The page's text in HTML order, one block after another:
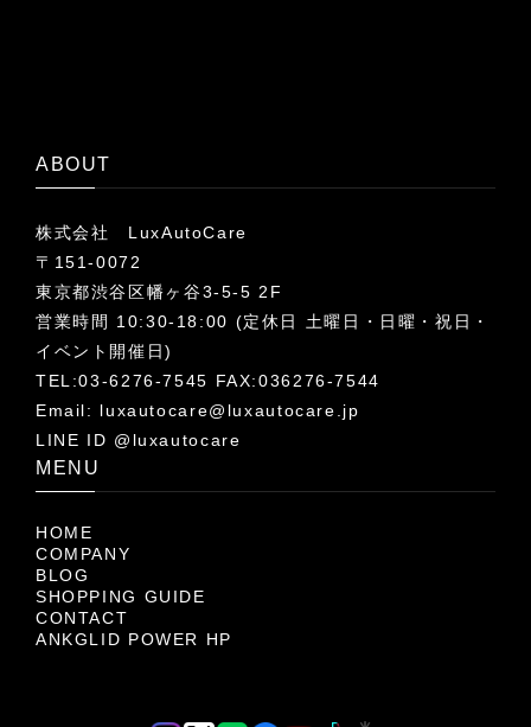
ABOUT
株式会社 LuxAutoCare
〒151-0072
東京都渋谷区幡ヶ谷3-5-5 2F
営業時間 10:30-18:00 (定休日 土曜日・日曜・祝日・
イベント開催日)
TEL:03-6276-7545 FAX:036276-7544
Email: luxautocare@luxautocare.jp
LINE ID @luxautocare
MENU
HOME
COMPANY
BLOG
SHOPPING GUIDE
CONTACT
ANKGLID POWER HP